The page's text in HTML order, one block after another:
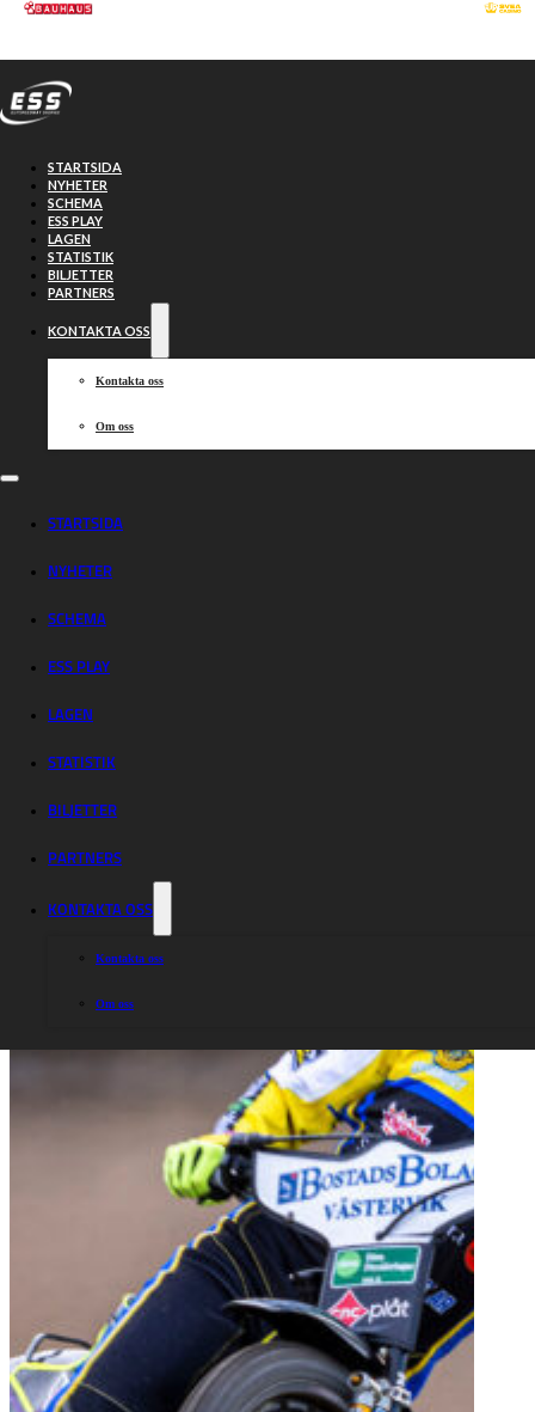
Hoppa till huvudinnehåll
STARTSIDA
NYHETER
SCHEMA
ESS PLAY
LAGEN
STATISTIK
BILJETTER
PARTNERS
KONTAKTA OSS
Kontakta oss
Om oss
STARTSIDA
NYHETER
SCHEMA
ESS PLAY
LAGEN
STATISTIK
BILJETTER
PARTNERS
KONTAKTA OSS
Kontakta oss
Om oss
Västervik leder i
halvtid – nytt
länsderby